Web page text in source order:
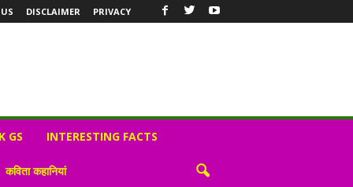
DISCLAIMER PRIVACY
GS INTERESTING FACTS
कविता कहानियां